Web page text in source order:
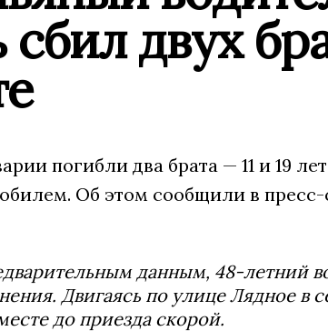
двух
погибли два брата — 11 и 19
Об этом сообщили в
данным, 48-летний
Двигаясь по улице Лядное в
до приезда скорой.